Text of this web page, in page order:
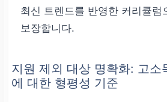
최신 트렌드를 반영한 커리큘럼
보장합니다.
지원 제외 대상 명확화: 고소
에 대한 형평성 기준